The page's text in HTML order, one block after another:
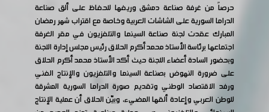
حرصاً من غرفة صناعة دمشق وريفها للحفاظ على ألق صناعة
الدراما السورية على الشاشات العربية وخاصة مع اقتراب شهر رمضان
المبارك عقدت لجنة صناعة السينما والتلفزيون في مقر الغرفة
اجتماعها برئاسة الأستاذ محمد أكرم الحلاق رئيس مجلس إدارة اللجنة
وبحضور السادة أعضاء اللجنة حيث أكد الأستاذ محمد أكرم الحلاق
على ضرورة النهوض بصناعة السينما والتلفزيون والإنتاج الفني
ورفد الاقتصاد الوطني وتقديم صورة الدراما السورية المشرقة
للوطن العربي وإعادة ألقها المضيء، وبيّن الحلاق أن عملية الإنتاج